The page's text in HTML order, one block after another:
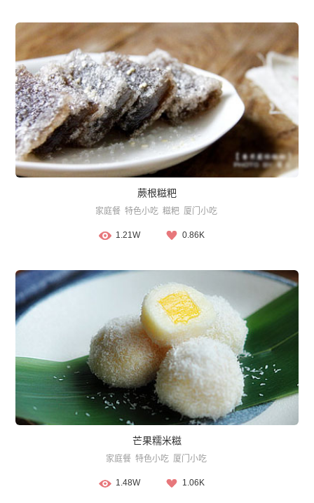
蕨根糍粑
家庭餐 特色小吃 糍粑 厦门小吃
1.21W 0.86K
芒果糯米糍
家庭餐 特色小吃 厦门小吃
1.48W 1.06K